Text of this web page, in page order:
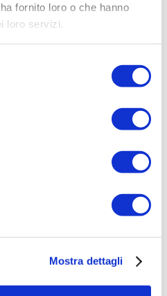
fornito loro o che hanno
loro servizi.
Mostra dettagli